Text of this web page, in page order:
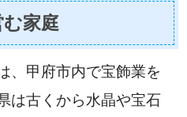
家庭
、甲府市内で宝飾業を
は古くから水晶や宝石